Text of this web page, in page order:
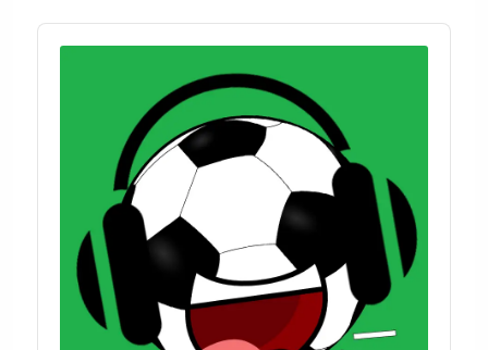
Audio
Player